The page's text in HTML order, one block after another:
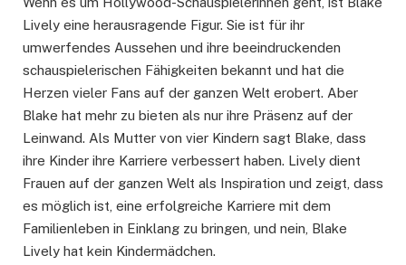
Lively eine herausragende Figur. Sie ist für ihr
umwerfendes Aussehen und ihre beeindruckenden
schauspielerischen Fähigkeiten bekannt und hat die
Herzen vieler Fans auf der ganzen Welt erobert. Aber
Blake hat mehr zu bieten als nur ihre Präsenz auf der
Leinwand. Als Mutter von vier Kindern sagt Blake, dass
ihre Kinder ihre Karriere verbessert haben. Lively dient
Frauen auf der ganzen Welt als Inspiration und zeigt, dass
es möglich ist, eine erfolgreiche Karriere mit dem
Familienleben in Einklang zu bringen, und nein, Blake
Lively hat kein Kindermädchen.